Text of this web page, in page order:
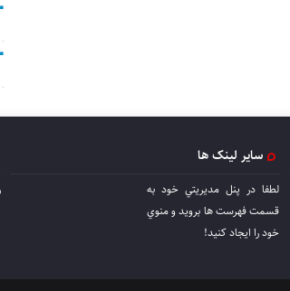
سایر لینک ها
لطفا در پنل مديريتي خود به
قسمت فهرست ها برويد و منوي
خود را ايجاد كنيد!